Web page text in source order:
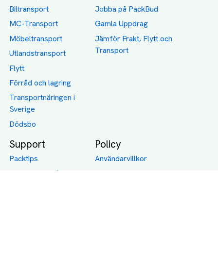
Biltransport
MC-Transport
Möbeltransport
Utlandstransport
Flytt
Förråd och lagring
Transportnäringen i
Sverige
Dödsbo
Jobba på PackBud
Gamla Uppdrag
Jämför Frakt, Flytt och
Transport
Support
Packtips
Jämför pris på rätt
Policy
Användarvillkor